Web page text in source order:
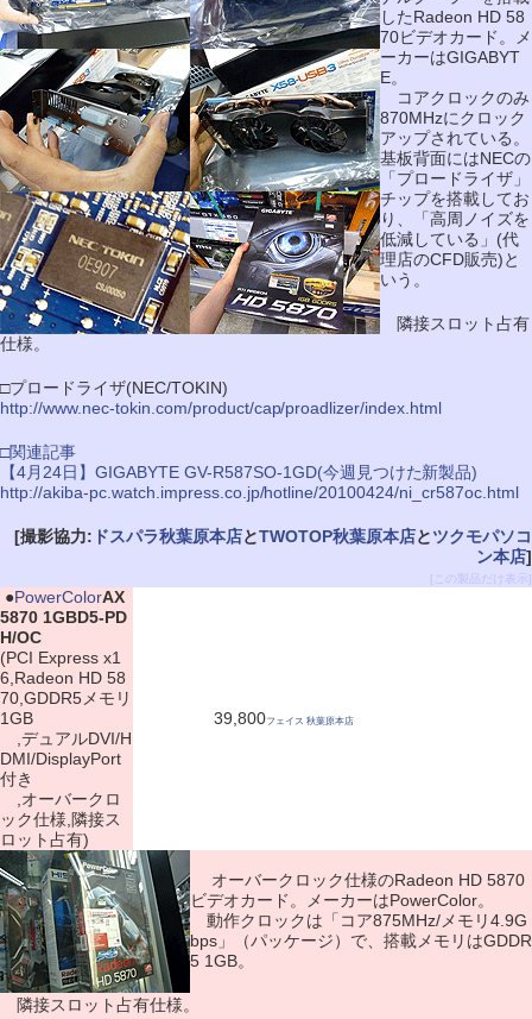
したRadeon HD 58
70ビデオカード。メ
ーカーはGIGABYT
E。
コアクロックのみ
870MHzにクロック
アップされている。
基板背面にはNECの
「プロードライザ」
チップを搭載してお
り、「高周ノイズを
低減している」(代
理店のCFD販売)と
いう。
隣接スロット占有
仕様。
□プロードライザ(NEC/TOKIN)
http://www.nec-tokin.com/product/cap/proadlizer/index.html
□関連記事
【4月24日】GIGABYTE GV-R587SO-1GD(今週見つけた新製品)
http://akiba-pc.watch.impress.co.jp/hotline/20100424/ni_cr587oc.html
[撮影協力: ドスパラ秋葉原本店とTWOTOP秋葉原本店とツクモパソコ
ン本店]
[この製品だけ表示]
●PowerColorAX
5870 1GBD5-PD
H/OC
(PCI Express x1
6,Radeon HD 58
70,GDDR5メモリ
1GB
,デュアルDVI/H
DMI/DisplayPort
付き
,オーバークロ
ック仕様,隣接ス
ロット占有)
39,800フェイス 秋葉原本店
オーバークロック仕様のRadeon HD 5870
ビデオカード。メーカーはPowerColor。
動作クロックは「コア875MHz/メモリ4.9G
bps」（パッケージ）で、搭載メモリはGDDR
5 1GB。
隣接スロット占有仕様。